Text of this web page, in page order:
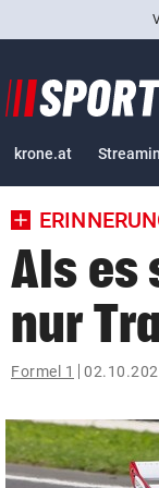
pin_drop
bookmark
search
Suchbegriff
krone.at
Als es
nur
Formel 1